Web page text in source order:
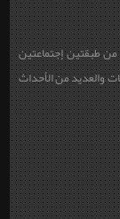
طبقتين إجتماعتين
والعديد من الأحداث